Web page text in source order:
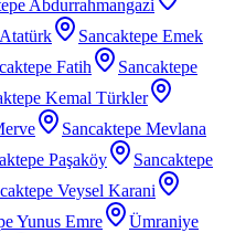
Abdurrahmangazi
Sancaktepe Emek
Fatih
Sancaktepe
Kemal Türkler
Sancaktepe Mevlana
Paşaköy
Sancaktepe
Veysel Karani
Yunus Emre
Ümraniye